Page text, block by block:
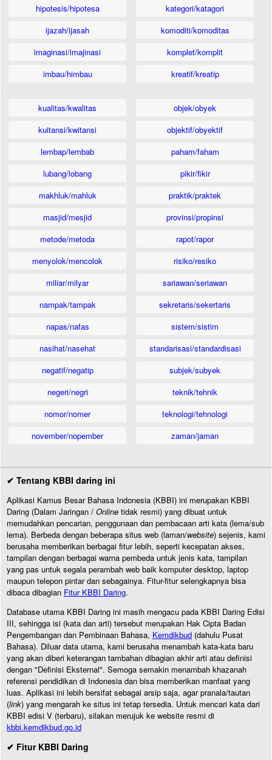
hipotesis/hipotesa
ijazah/ijasah
imaginasi/imajinasi
imbau/himbau
kategori/katagori
komoditi/komoditas
komplet/komplit
kreatif/kreatip
kualitas/kwalitas
kuitansi/kwitansi
lembap/lembab
lubang/lobang
makhluk/mahluk
masjid/mesjid
metode/metoda
menyolok/mencolok
miliar/milyar
nampak/tampak
napas/nafas
nasihat/nasehat
negatif/negatip
negeri/negri
nomor/nomer
november/nopember
objek/obyek
objektif/obyektif
paham/faham
pikir/fikir
praktik/praktek
provinsi/propinsi
rapot/rapor
risiko/resiko
sariawan/seriawan
sekretaris/sekertaris
sistem/sistim
standarisasi/standardisasi
subjek/subyek
teknik/tehnik
teknologi/tehnologi
zaman/jaman
✔ Tentang KBBI daring ini
Aplikasi Kamus Besar Bahasa Indonesia (KBBI) ini merupakan KBBI
Daring (Dalam Jaringan / Online tidak resmi) yang dibuat untuk
memudahkan pencarian, penggunaan dan pembacaan arti kata (lema/sub
lema). Berbeda dengan beberapa situs web (laman/website) sejenis, kami
berusaha memberikan berbagai fitur lebih, seperti kecepatan akses,
tampilan dengan berbagai warna pembeda untuk jenis kata, tampilan
yang pas untuk segala perambah web baik komputer desktop, laptop
maupun telepon pintar dan sebagainya. Fitur-fitur selengkapnya bisa
dibaca dibagian Fitur KBBI Daring.
Database utama KBBI Daring ini masih mengacu pada KBBI Daring Edisi
III, sehingga isi (kata dan arti) tersebut merupakan Hak Cipta Badan
Pengembangan dan Pembinaan Bahasa, Kemdikbud (dahulu Pusat
Bahasa). Diluar data utama, kami berusaha menambah kata-kata baru
yang akan diberi keterangan tambahan dibagian akhir arti atau definisi
dengan "Definisi Eksternal". Semoga semakin menambah khazanah
referensi pendidikan di Indonesia dan bisa memberikan manfaat yang
luas. Aplikasi ini lebih bersifat sebagai arsip saja, agar pranala/tautan
(link) yang mengarah ke situs ini tetap tersedia. Untuk mencari kata dari
KBBI edisi V (terbaru), silakan merujuk ke website resmi di
kbbi.kemdikbud.go.id
✔ Fitur KBBI Daring